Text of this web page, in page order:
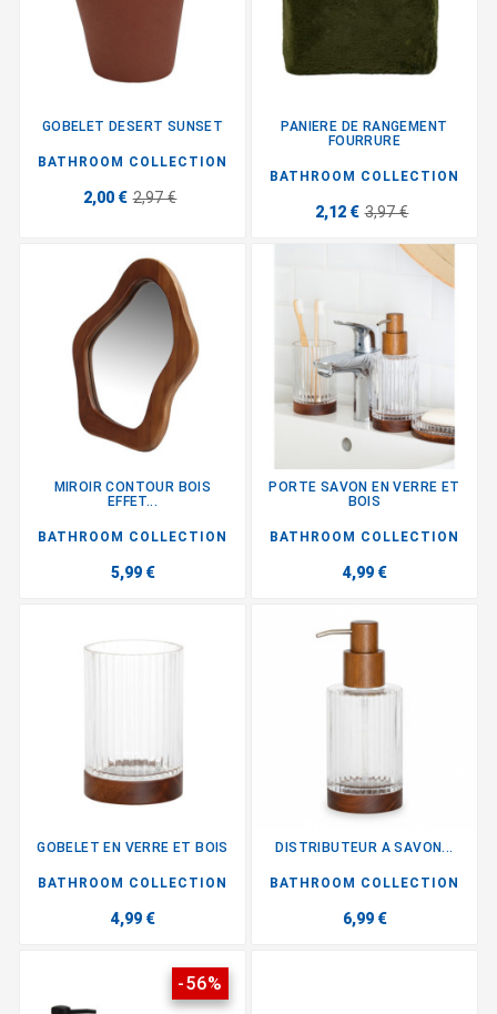
GOBELET DESERT SUNSET
BATHROOM COLLECTION
2,00 € 2,97 €
PANIERE DE RANGEMENT
FOURRURE
BATHROOM COLLECTION
2,12 € 3,97 €
MIROIR CONTOUR BOIS
EFFET...
BATHROOM COLLECTION
5,99 €
PORTE SAVON EN VERRE ET
BOIS
BATHROOM COLLECTION
4,99 €
GOBELET EN VERRE ET BOIS
BATHROOM COLLECTION
4,99 €
DISTRIBUTEUR A SAVON...
BATHROOM COLLECTION
6,99 €
-56%